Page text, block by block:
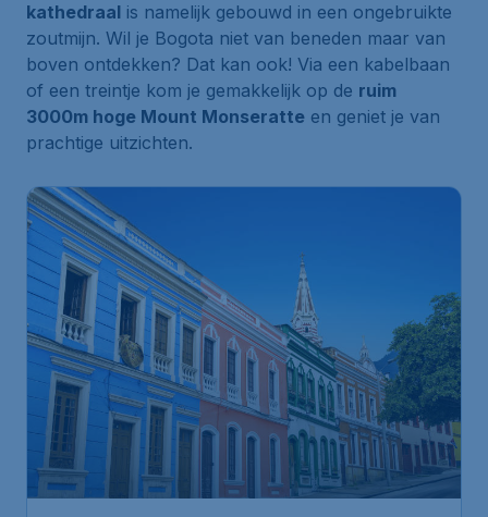
kathedraal is namelijk gebouwd in een ongebruikte
zoutmijn. Wil je Bogota niet van beneden maar van
boven ontdekken? Dat kan ook! Via een kabelbaan
of een treintje kom je gemakkelijk op de ruim
3000m hoge Mount Monseratte en geniet je van
prachtige uitzichten.